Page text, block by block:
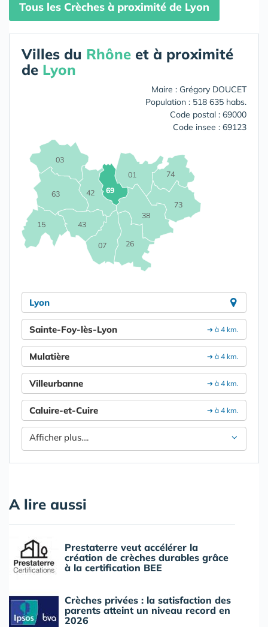
Tous les Crèches à proximité de Lyon
Villes du Rhône et à proximité
de Lyon
Maire : Grégory DOUCET
Population : 518 635 habs.
Code postal : 69000
Code insee : 69123
01
03
07
15
26
38
42
43
63 69
73
74
Lyon
➔ à 4 km.
Sainte-Foy-lès-Lyon
➔ à 4 km.
Mulatière
➔ à 4 km.
Villeurbanne
➔ à 4 km.
Caluire-et-Cuire
Afficher plus....
A lire aussi
Prestaterre veut accélérer la
création de crèches durables grâce
à la certification BEE
Crèches privées : la satisfaction des
parents atteint un niveau record en
2026